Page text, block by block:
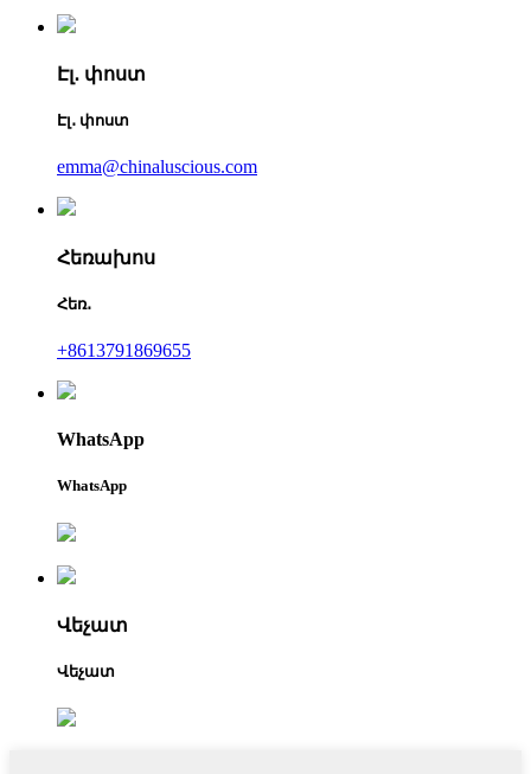
Էլ․ փոստ
Էլ․ փոստ
emma@chinaluscious.com
Հեռախոս
Հեռ․
+8613791869655
WhatsApp
WhatsApp
Վեչատ
Վեչատ